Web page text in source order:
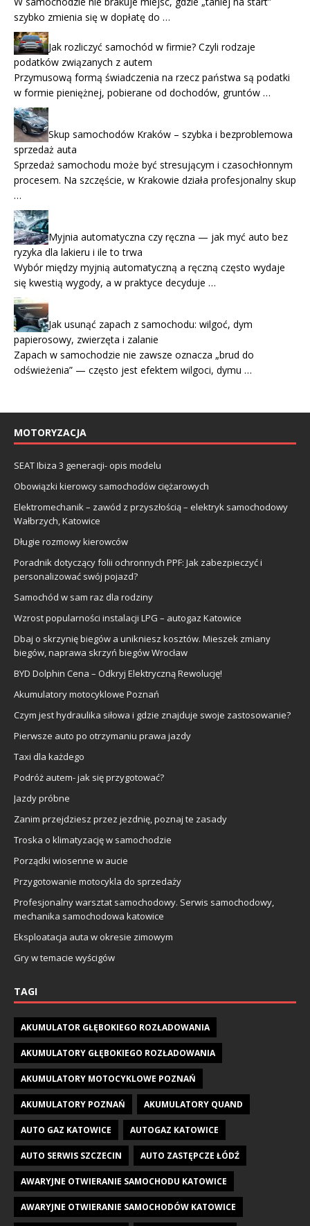
szybko zmienia się w dopłatę do …
Jak rozliczyć samochód w firmie? Czyli rodzaje
podatków związanych z autem
Przymusową formą świadczenia na rzecz państwa są podatki
w formie pieniężnej, pobierane od dochodów, gruntów …
Skup samochodów Kraków – szybka i bezproblemowa
sprzedaż auta
Sprzedaż samochodu może być stresującym i czasochłonnym
procesem. Na szczęście, w Krakowie działa profesjonalny skup
…
Myjnia automatyczna czy ręczna — jak myć auto bez
ryzyka dla lakieru i ile to trwa
Wybór między myjnią automatyczną a ręczną często wydaje
się kwestią wygody, a w praktyce decyduje …
Jak usunąć zapach z samochodu: wilgoć, dym
papierosowy, zwierzęta i zalanie
Zapach w samochodzie nie zawsze oznacza „brud do
odświeżenia” — często jest efektem wilgoci, dymu …
MOTORYZACJA
SEAT Ibiza 3 generacji- opis modelu
Obowiązki kierowcy samochodów ciężarowych
Elektromechanik – zawód z przyszłością – elektryk samochodowy
Wałbrzych, Katowice
Długie rozmowy kierowców
Poradnik dotyczący folii ochronnych PPF: Jak zabezpieczyć i
personalizować swój pojazd?
Samochód w sam raz dla rodziny
Wzrost popularności instalacji LPG – autogaz Katowice
Dbaj o skrzynię biegów a unikniesz kosztów. Mieszek zmiany
biegów, naprawa skrzyń biegów Wrocław
BYD Dolphin Cena – Odkryj Elektryczną Rewolucję!
Akumulatory motocyklowe Poznań
Czym jest hydraulika siłowa i gdzie znajduje swoje zastosowanie?
Pierwsze auto po otrzymaniu prawa jazdy
Taxi dla każdego
Podróż autem- jak się przygotować?
Jazdy próbne
Zanim przejdziesz przez jezdnię, poznaj te zasady
Troska o klimatyzację w samochodzie
Porządki wiosenne w aucie
Przygotowanie motocykla do sprzedaży
Profesjonalny warsztat samochodowy. Serwis samochodowy,
mechanika samochodowa katowice
Eksploatacja auta w okresie zimowym
Gry w temacie wyścigów
TAGI
AKUMULATOR GŁĘBOKIEGO ROZŁADOWANIA
AKUMULATORY GŁĘBOKIEGO ROZŁADOWANIA
AKUMULATORY MOTOCYKLOWE POZNAŃ
AKUMULATORY POZNAŃ AKUMULATORY QUAND
AUTO GAZ KATOWICE AUTOGAZ KATOWICE
AUTO SERWIS SZCZECIN AUTO ZASTĘPCZE ŁÓDŹ
AWARYJNE OTWIERANIE SAMOCHODU KATOWICE
AWARYJNE OTWIERANIE SAMOCHODÓW KATOWICE